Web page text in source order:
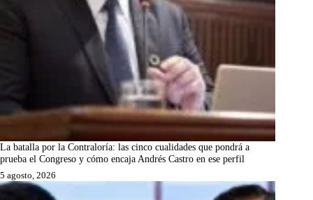
La batalla por la Contraloría: las cinco cualidades que pondrá a
prueba el Congreso y cómo encaja Andrés Castro en ese perfil
5 agosto, 2026